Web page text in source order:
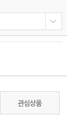
관심상품